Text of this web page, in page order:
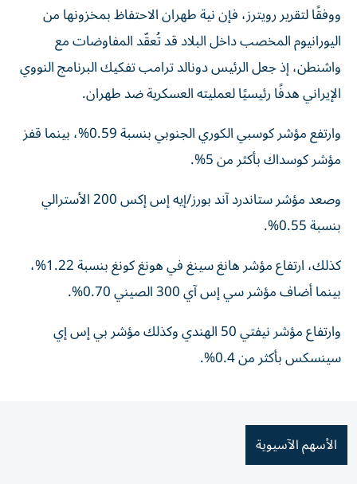
ووفقًا لتقرير رويترز، فإن نية طهران الاحتفاظ بمخزونها من
اليورانيوم المخصب داخل البلاد قد تُعقّد المفاوضات مع
واشنطن، إذ جعل الرئيس دونالد ترامب تفكيك البرنامج النووي
الإيراني هدفًا رئيسيًا لعمليته العسكرية ضد طهران.
وارتفع مؤشر كوسبي الكوري الجنوبي بنسبة 0.59%، بينما قفز
مؤشر كوسداك بأكثر من 5%.
وصعد مؤشر ستاندرد آند بورز/إيه ​​إس إكس 200 الأسترالي
بنسبة 0.55%.
كذلك، ارتفاع مؤشر هانغ سينغ في هونغ كونغ بنسبة 1.22%،
بينما أضاف مؤشر سي إس آي 300 الصيني 0.70%.
وارتفاع مؤشر نيفتي 50 الهندي وكذلك مؤشر بي إس إي
سينسكس بأكثر من 0.4%.
الأسهم الآسيوية